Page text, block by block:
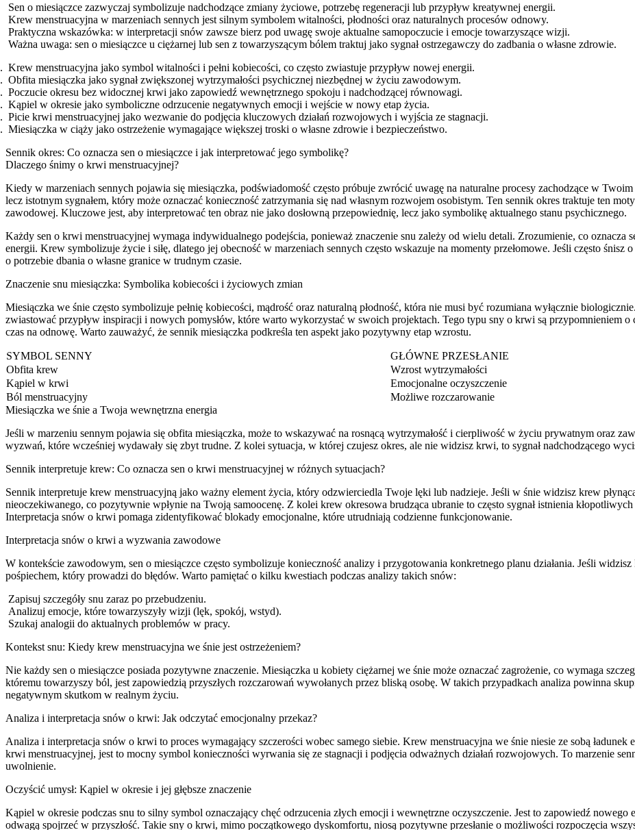
Sen o miesiączce zazwyczaj symbolizuje nadchodzące zmiany życiowe, potrzebę regeneracji lub przypływ kreatywnej energii.
Krew menstruacyjna w marzeniach sennych jest silnym symbolem witalności, płodności oraz naturalnych procesów odnowy.
Praktyczna wskazówka: w interpretacji snów zawsze bierz pod uwagę swoje aktualne samopoczucie i emocje towarzyszące wizji.
Ważna uwaga: sen o miesiączce u ciężarnej lub sen z towarzyszącym bólem traktuj jako sygnał ostrzegawczy do zadbania o własne zdrowie.
Krew menstruacyjna jako symbol witalności i pełni kobiecości, co często zwiastuje przypływ nowej energii.
Obfita miesiączka jako sygnał zwiększonej wytrzymałości psychicznej niezbędnej w życiu zawodowym.
Poczucie okresu bez widocznej krwi jako zapowiedź wewnętrznego spokoju i nadchodzącej równowagi.
Kąpiel w okresie jako symboliczne odrzucenie negatywnych emocji i wejście w nowy etap życia.
Picie krwi menstruacyjnej jako wezwanie do podjęcia kluczowych działań rozwojowych i wyjścia ze stagnacji.
Miesiączka w ciąży jako ostrzeżenie wymagające większej troski o własne zdrowie i bezpieczeństwo.
Sennik okres: Co oznacza sen o miesiączce i jak interpretować jego symbolikę?
Dlaczego śnimy o krwi menstruacyjnej?
Kiedy w marzeniach sennych pojawia się miesiączka, podświadomość często próbuje zwrócić uwagę na naturalne procesy zachodzące w
lecz istotnym sygnałem, który może oznaczać konieczność zatrzymania się nad własnym rozwojem osobistym. Ten sennik okres traktuje ten
zawodowej. Kluczowe jest, aby interpretować ten obraz nie jako dosłowną przepowiednię, lecz jako symbolikę aktualnego stanu psychicznego.
Każdy sen o krwi menstruacyjnej wymaga indywidualnego podejścia, ponieważ znaczenie snu zależy od wielu detali. Zrozumienie, co oznacza
energii. Krew symbolizuje życie i siłę, dlatego jej obecność w marzeniach sennych często wskazuje na momenty przełomowe. Jeśli często śnisz
o potrzebie dbania o własne granice w trudnym czasie.
Znaczenie snu miesiączka: Symbolika kobiecości i życiowych zmian
Miesiączka we śnie często symbolizuje pełnię kobiecości, mądrość oraz naturalną płodność, która nie musi być rozumiana wyłącznie
zwiastować przypływ inspiracji i nowych pomysłów, które warto wykorzystać w swoich projektach. Tego typu sny o krwi są przypomnieniem
czas na odnowę. Warto zauważyć, że sennik miesiączka podkreśla ten aspekt jako pozytywny etap wzrostu.
SYMBOL SENNY
GŁÓWNE PRZESŁANIE
Obfita krew
Wzrost wytrzymałości
Kąpiel w krwi
Emocjonalne oczyszczenie
Ból menstruacyjny
Możliwe rozczarowanie
Miesiączka we śnie a Twoja wewnętrzna energia
Jeśli w marzeniu sennym pojawia się obfita miesiączka, może to wskazywać na rosnącą wytrzymałość i cierpliwość w życiu prywatnym oraz
wyzwań, które wcześniej wydawały się zbyt trudne. Z kolei sytuacja, w której czujesz okres, ale nie widzisz krwi, to sygnał nadchodzącego
Sennik interpretuje krew: Co oznacza sen o krwi menstruacyjnej w różnych sytuacjach?
Sennik interpretuje krew menstruacyjną jako ważny element życia, który odzwierciedla Twoje lęki lub nadzieje. Jeśli w śnie widzisz krew
nieoczekiwanego, co pozytywnie wpłynie na Twoją samoocenę. Z kolei krew okresowa brudząca ubranie to często sygnał istnienia
Interpretacja snów o krwi pomaga zidentyfikować blokady emocjonalne, które utrudniają codzienne funkcjonowanie.
Interpretacja snów o krwi a wyzwania zawodowe
W kontekście zawodowym, sen o miesiączce często symbolizuje konieczność analizy i przygotowania konkretnego planu działania. Jeśli
pośpiechem, który prowadzi do błędów. Warto pamiętać o kilku kwestiach podczas analizy takich snów:
Zapisuj szczegóły snu zaraz po przebudzeniu.
Analizuj emocje, które towarzyszyły wizji (lęk, spokój, wstyd).
Szukaj analogii do aktualnych problemów w pracy.
Kontekst snu: Kiedy krew menstruacyjna we śnie jest ostrzeżeniem?
Nie każdy sen o miesiączce posiada pozytywne znaczenie. Miesiączka u kobiety ciężarnej we śnie może oznaczać zagrożenie, co wymaga
któremu towarzyszy ból, jest zapowiedzią przyszłych rozczarowań wywołanych przez bliską osobę. W takich przypadkach analiza powinna
negatywnym skutkom w realnym życiu.
Analiza i interpretacja snów o krwi: Jak odczytać emocjonalny przekaz?
Analiza i interpretacja snów o krwi to proces wymagający szczerości wobec samego siebie. Krew menstruacyjna we śnie niesie ze sobą
krwi menstruacyjnej, jest to mocny symbol konieczności wyrwania się ze stagnacji i podjęcia odważnych działań rozwojowych. To marzenie
uwolnienie.
Oczyścić umysł: Kąpiel w okresie i jej głębsze znaczenie
Kąpiel w okresie podczas snu to silny symbol oznaczający chęć odrzucenia złych emocji i wewnętrzne oczyszczenie. Jest to zapowiedź
odwagą spojrzeć w przyszłość. Takie sny o krwi, mimo początkowego dyskomfortu, niosą pozytywne przesłanie o możliwości rozpoczęcia